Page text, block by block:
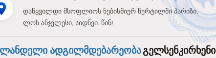
დაწყვილდი მსოფლიოს ნებისმიერ წერტილში პარიზი,
ლოს ანჯელესი, სიდნეი. წინ!
ადგილმდებარეობაგელსენკირხენი